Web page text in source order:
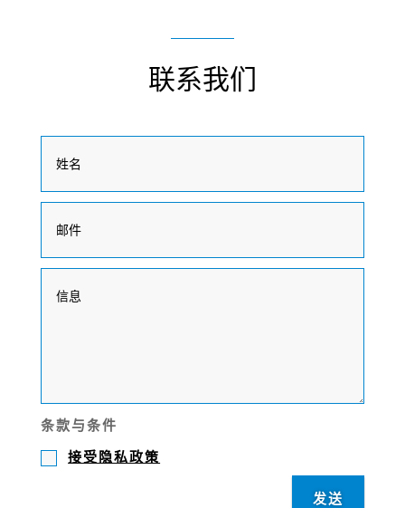
联系我们
条款与条件
接受隐私政策
发送